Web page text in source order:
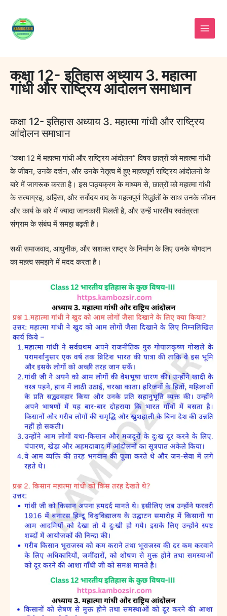
content
कक्षा 12- इतिहास अध्याय 3. महात्मा
गांधी और राष्ट्रिय आंदोलन समाधान
कक्षा 12- इतिहास अध्याय 3. महात्मा गांधी और राष्ट्रिय
आंदोलन समाधान
“कक्षा 12 में महात्मा गांधी और राष्ट्रिय आंदोलन” विषय छात्रों को महात्मा गांधी
के जीवन, उनके दर्शन, और उनके नेतृत्व में हुए महत्वपूर्ण राष्ट्रिय आंदोलनों के
बारे में जागरूक करता है। इस पाठ्यक्रम के माध्यम से, छात्रों को महात्मा गांधी
के सत्याग्रह, अहिंसा, और सर्वोदय वाद के महत्वपूर्ण सिद्धांतों के साथ उनके जीवन
और कार्य के बारे में ज्यादा जानकारी मिलती है, और उन्हें भारतीय स्वतंत्रता
संग्राम के संबंध में समझ बढ़ती है।
सथी समाजवाद, आधुनीक, और सशक्त राष्ट्र के निर्माण के लिए उनके योगदान
का महत्व समझने में मदद करता है।